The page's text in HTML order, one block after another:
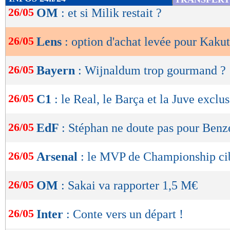
de
OK
26/05 OM : et si Milik restait ?
26/05 Lens : option d'achat levée pour
26/05 Bayern : Wijnaldum trop gourmand ?
26/05 C1 : le Real, le Barça et la Juve
26/05 EdF : Stéphan ne doute pas pour
26/05 Arsenal : le MVP de Championship
26/05 OM : Sakai va rapporter 1,5 M€
26/05 Inter : Conte vers un départ !